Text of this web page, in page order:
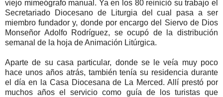
viejo mimeógrafo manual. Ya en los 80 reinició su trabajo el
Secretariado Diocesano de Liturgia del cual pasa a ser
miembro fundador y, donde por encargo del Siervo de Dios
Monseñor Adolfo Rodríguez, se ocupó de la distribución
semanal de la hoja de Animación Litúrgica.
Aparte de su casa particular, donde se le veía muy poco
hace unos años atrás, también tenía su residencia durante
el día en la Casa Diocesana de La Merced. Allí prestó por
muchos años el servicio como guía de los turistas que